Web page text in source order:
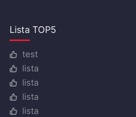
Lista TOP5
test
lista
lista
lista
lista